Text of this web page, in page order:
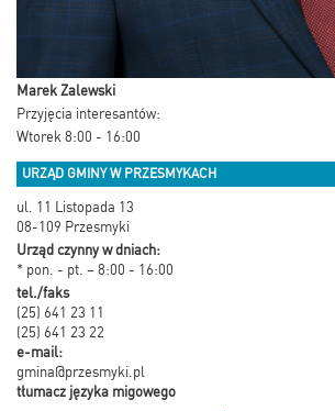
Marek Zalewski
Przyjęcia interesantów:
Wtorek 8:00 - 16:00
URZĄD GMINY W PRZESMYKACH
ul. 11 Listopada 13
08-109 Przesmyki
Urząd czynny w dniach:
* pon. - pt. – 8:00 - 16:00
tel./faks
(25) 641 23 11
(25) 641 23 22
e-mail:
gmina@przesmyki.pl
tłumacz języka migowego